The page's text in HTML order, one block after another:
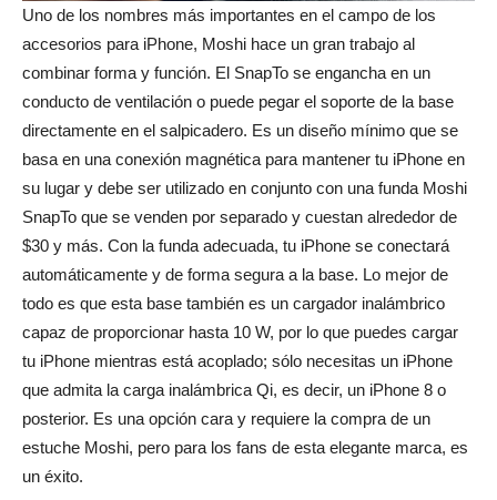
Uno de los nombres más importantes en el campo de los
accesorios para iPhone, Moshi hace un gran trabajo al
combinar forma y función. El SnapTo se engancha en un
conducto de ventilación o puede pegar el soporte de la base
directamente en el salpicadero. Es un diseño mínimo que se
basa en una conexión magnética para mantener tu iPhone en
su lugar y debe ser utilizado en conjunto con una funda Moshi
SnapTo que se venden por separado y cuestan alrededor de
$30 y más. Con la funda adecuada, tu iPhone se conectará
automáticamente y de forma segura a la base. Lo mejor de
todo es que esta base también es un cargador inalámbrico
capaz de proporcionar hasta 10 W, por lo que puedes cargar
tu iPhone mientras está acoplado; sólo necesitas un iPhone
que admita la carga inalámbrica Qi, es decir, un iPhone 8 o
posterior. Es una opción cara y requiere la compra de un
estuche Moshi, pero para los fans de esta elegante marca, es
un éxito.